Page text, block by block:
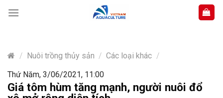
content
/ Nuôi trồng thủy sản / Các loại khác /
Thứ Năm, 3/06/2021, 11:00
Giá tôm hùm tăng mạnh, người nuôi đổ